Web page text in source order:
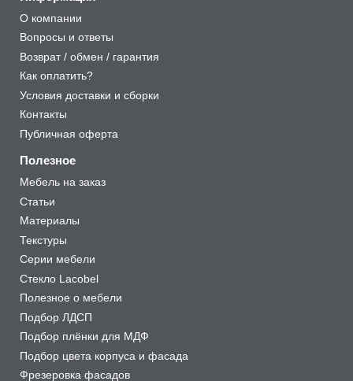
О компании
Вопросы и ответы
Возврат / обмен / гарантия
Как оплатить?
Условия доставки и сборки
Контакты
Публичная оферта
Полезное
Мебель на заказ
Статьи
Материалы
Текстуры
Серии мебели
Стекло Lacobel
Полезное о мебели
Подбор ЛДСП
Подбор плёнки для МДФ
Подбор цвета корпуса и фасада
Фрезеровка фасадов